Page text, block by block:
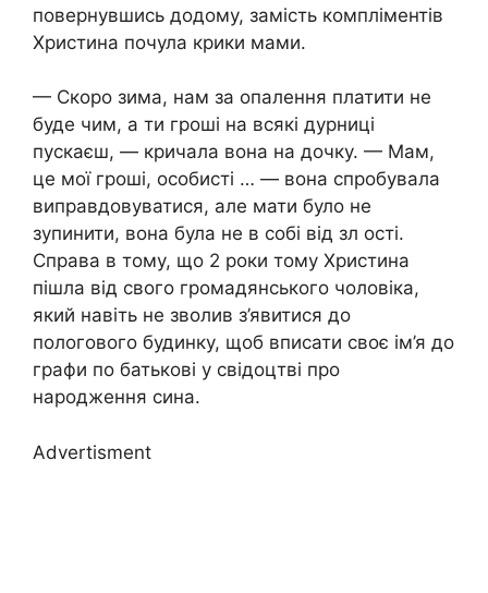
повернувшись додому, замість компліментів
Христина почула крики мами.
— Скоро зима, нам за опалення платити не
буде чим, а ти гроші на всякі дурниці
пускаєш, — кричала вона на дочку. — Мам,
це мої гроші, особисті … — вона спробувала
виправдовуватися, але мати було не
зупинити, вона була не в собі від зл ості.
Справа в тому, що 2 роки тому Христина
пішла від свого громадянського чоловіка,
який навіть не зволив з’явитися до
пологового будинку, щоб вписати своє ім’я до
графи по батькові у свідоцтві про
народження сина.
Advertisment